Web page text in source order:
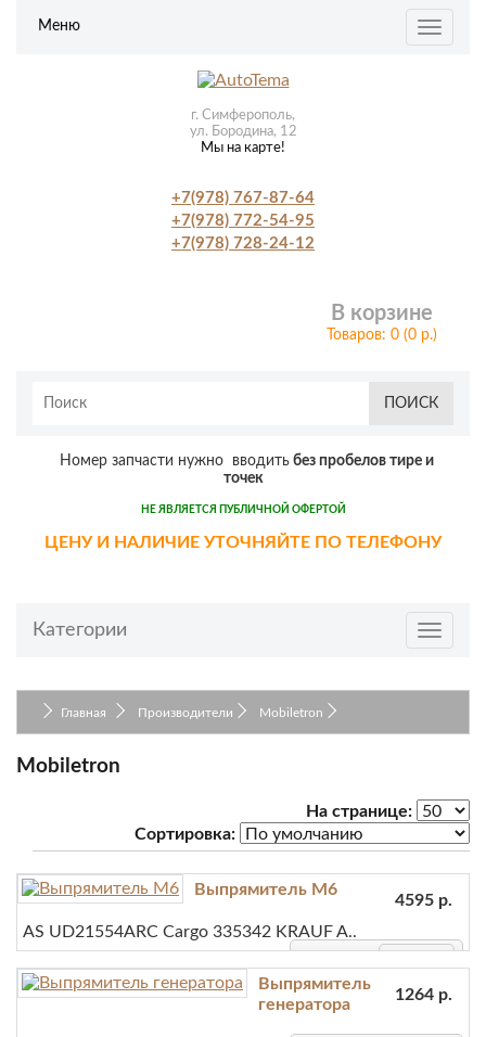
Toggle
Меню
г. Симферополь,
ул. Бородина, 12
Мы на карте!
+7(978) 767-87-64
+7(978) 772-54-95
+7(978) 728-24-12
В корзине
Товаров: 0 (0 р.)
ПОИСК
Номер запчасти нужно вводитьбез пробелов тире и
точек
НЕ ЯВЛЯЕТСЯ ПУБЛИЧНОЙ ОФЕРТОЙ
ЦЕНУ И НАЛИЧИЕ УТОЧНЯЙТЕ ПО ТЕЛЕФОНУ
Toggle
Категории
Главная Производители Mobiletron
Mobiletron
На странице:
Сортировка:
Выпрямитель M6
AS UD21554ARC Cargo 335342 KRAUF A..
4595 р.
+
В закладки
Выпрямитель
генератора
1264 р.